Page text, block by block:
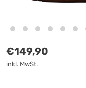
Normaler Preis
€149,90
inkl. MwSt.